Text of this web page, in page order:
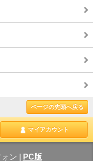
ページの先頭へ戻る
マイアカウント
ン PC版